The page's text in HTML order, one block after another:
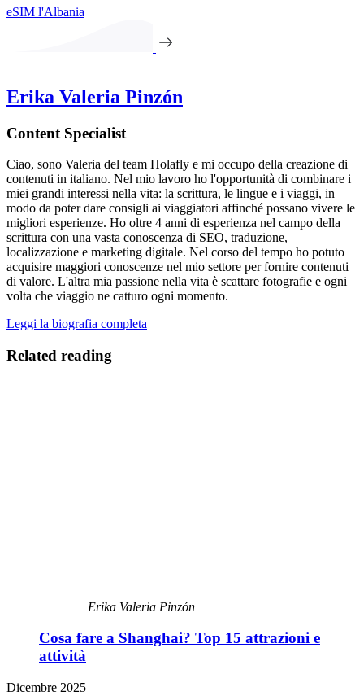
eSIM l'Albania
Erika Valeria Pinzón
Content Specialist
Ciao, sono Valeria del team Holafly e mi occupo della creazione di
contenuti in italiano. Nel mio lavoro ho l'opportunità di combinare i
miei grandi interessi nella vita: la scrittura, le lingue e i viaggi, in
modo da poter dare consigli ai viaggiatori affinché possano vivere le
migliori esperienze. Ho oltre 4 anni di esperienza nel campo della
scrittura con una vasta conoscenza di SEO, traduzione,
localizzazione e marketing digitale. Nel corso del tempo ho potuto
acquisire maggiori conoscenze nel mio settore per fornire contenuti
di valore. L'altra mia passione nella vita è scattare fotografie e ogni
volta che viaggio ne catturo ogni momento.
Leggi la biografia completa
Related reading
Erika Valeria Pinzón
Cosa fare a Shanghai? Top 15 attrazioni e
attività
Dicembre 2025